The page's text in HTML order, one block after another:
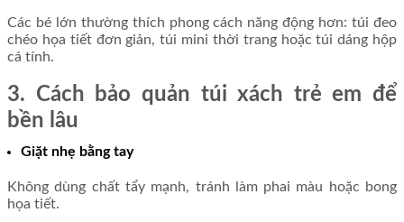
Các bé lớn thường thích phong cách năng động hơn: túi đeo
chéo họa tiết đơn giản, túi mini thời trang hoặc túi dáng hộp
cá tính.
3. Cách bảo quản túi xách trẻ em để
bền lâu
Giặt nhẹ bằng tay
Không dùng chất tẩy mạnh, tránh làm phai màu hoặc bong
họa tiết.